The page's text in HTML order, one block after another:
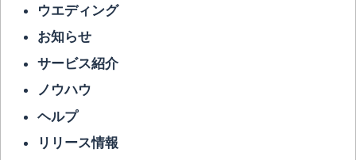
ウエディング
お知らせ
サービス紹介
ノウハウ
ヘルプ
リリース情報